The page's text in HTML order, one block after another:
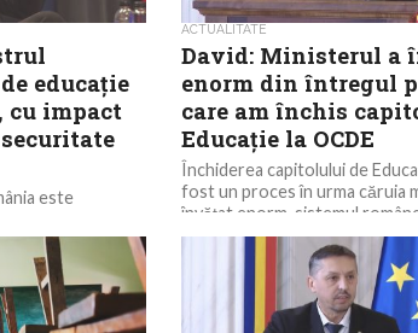
educație
cu impact
este
Educației,
ACTUALITATE
David: Ministerul a
enorm din întregul
care am închis
Educație la OCDE
Închiderea capitolului de
fost un proces în urma căruia
învățat enorm, sistemul
a...